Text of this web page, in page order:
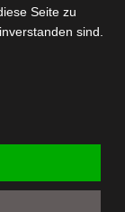
Seite zu
sind.